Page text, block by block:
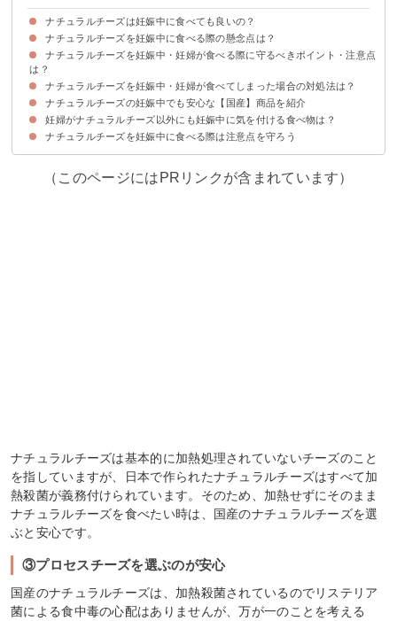
ナチュラルチーズは妊娠中に食べても良いの？
ナチュラルチーズを妊娠中に食べる際は注意点を守れば大丈夫
ナチュラルチーズを妊娠中に食べる際の懸念点は？
ナチュラルチーズを妊娠中に食べる際はリステリア菌に注意が必要
ナチュラルチーズを妊娠中・妊婦が食べる際に守るべきポイント・注意点
は？
①加熱する
②生で食べる場合は必ず国産の商品を選ぶ
③プロセスチーズを選ぶのが安心
ナチュラルチーズを妊娠中・妊婦が食べてしまった場合の対処法は？
体調に異変があれば医療機関を受診しよう
ナチュラルチーズの妊娠中でも安心な【国産】商品を紹介
①チーズ工房NEEDS ナチュラルチーズ４点セット｜4,980円
②ASUKAのチーズ工房 ナチュラルチーズ 5点セット｜5,480円
③国産ナチュラルゴーダチーズ 250g｜1,134円
妊婦がナチュラルチーズ以外にも妊娠中に気を付ける食べ物は？
ナチュラルチーズを妊娠中に食べる際は注意点を守ろう
（このページにはPRリンクが含まれています）
ナチュラルチーズは基本的に加熱処理されていないチーズのこと
を指していますが、日本で作られたナチュラルチーズはすべて加
熱殺菌が義務付けられています。そのため、加熱せずにそのまま
ナチュラルチーズを食べたい時は、国産のナチュラルチーズを選
ぶと安心です。
③プロセスチーズを選ぶのが安心
国産のナチュラルチーズは、加熱殺菌されているのでリステリア
菌による食中毒の心配はありませんが、万が一のことを考える